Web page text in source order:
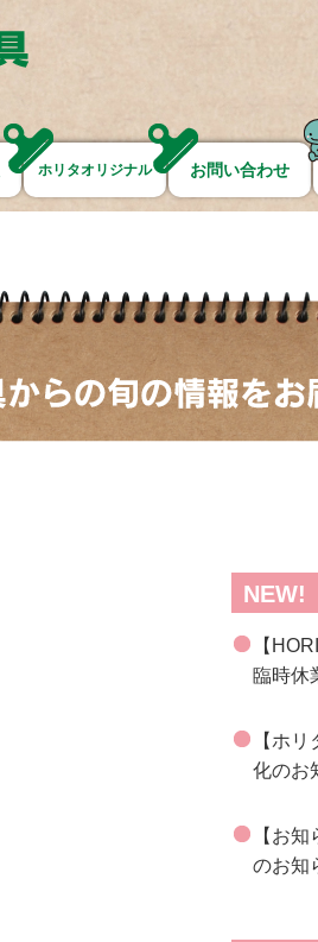
ホリタオリジナル お問い合わせ
NEW!
【
臨時休
【ホ
化のお
【お
のお知